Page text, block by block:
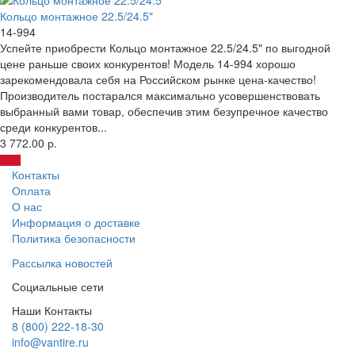
Кольцо монтажное 22.5/24.5"
14-994
Успейте приобрести Кольцо монтажное 22.5/24.5" по выгодной
цене раньше своих конкурентов! Модель 14-994 хорошо
зарекомендовала себя на Российском рынке цена-качество!
Производитель постарался максимально усовершенствовать
выбранный вами товар, обеспечив этим безупречное качество
среди конкурентов...
3 772.00 р.
Контакты
Оплата
О нас
Информация о доставке
Политика безопасности
Рассылка новостей
Социальные сети
Наши Контакты
8 (800) 222-18-30
info@vantire.ru